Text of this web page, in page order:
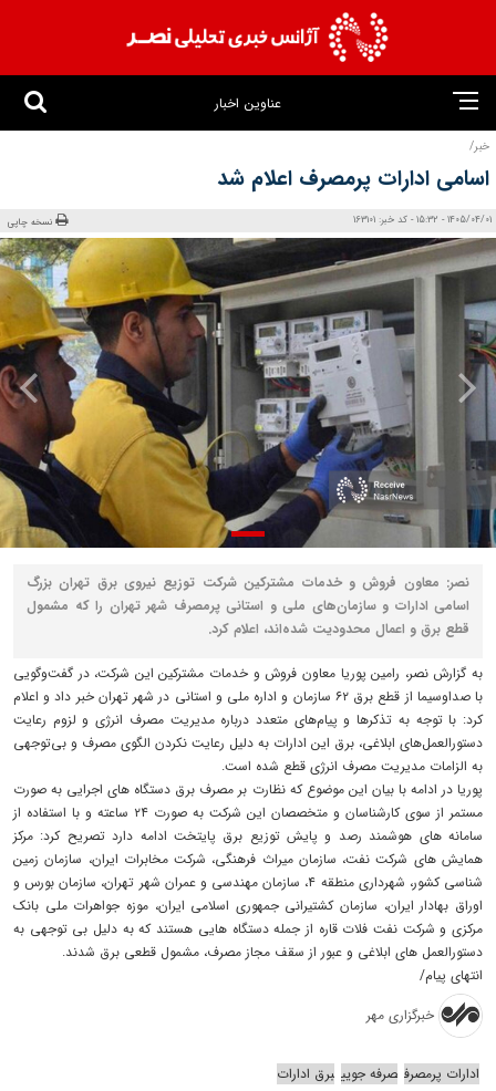
عناوین اخبار
خبر/
اسامی ادارات پرمصرف اعلام شد
1405/04/01 - 15:32 - کد خبر: 163101 نسخه چاپی
نصر: معاون فروش و خدمات مشترکین شرکت توزیع نیروی برق تهران بزرگ
اسامی ادارات و سازمان‌های ملی و استانی پرمصرف شهر تهران را که مشمول
قطع برق و اعمال محدودیت شده‌اند، اعلام کرد.
به گزارش نصر، رامین پوریا معاون فروش و خدمات مشترکین این شرکت، در گفت‌وگویی
با صداوسیما از قطع برق ۶۲ سازمان و اداره ملی و استانی در شهر تهران خبر داد و اعلام
کرد: با توجه به تذکرها و پیام‌های متعدد درباره مدیریت مصرف انرژی و لزوم رعایت
دستورالعمل‌های ابلاغی، برق این ادارات به دلیل رعایت نکردن الگوی مصرف و بی‌توجهی
به الزامات مدیریت مصرف انرژی قطع شده است.
پوریا در ادامه با بیان این موضوع که نظارت بر مصرف برق دستگاه های اجرایی به صورت
مستمر از سوی کارشناسان و متخصصان این شرکت به صورت ۲۴ ساعته و با استفاده از
سامانه های هوشمند رصد و پایش توزیع برق پایتخت ادامه دارد تصریح کرد: مرکز
همایش های شرکت نفت، سازمان میراث فرهنگی، شرکت مخابرات ایران، سازمان زمین
شناسی کشور، شهرداری منطقه ۴، سازمان مهندسی و عمران شهر تهران، سازمان بورس و
اوراق بهادار ایران، سازمان کشتیرانی جمهوری اسلامی ایران، موزه جواهرات ملی بانک
مرکزی و شرکت نفت فلات قاره از جمله دستگاه هایی هستند که به دلیل بی توجهی به
دستورالعمل های ابلاغی و عبور از سقف مجاز مصرف، مشمول قطعی برق شدند.
انتهای پیام/
خبرگزاری مهر
ادارات پرمصرف صرفه جویی برق ادارات